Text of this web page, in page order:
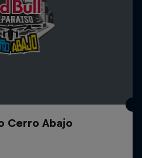
Cerro Abajo